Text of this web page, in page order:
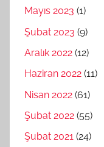
Mayıs 2023 (1)
Şubat 2023 (9)
Aralık 2022 (12)
Haziran 2022 (11)
Nisan 2022 (61)
Şubat 2022 (55)
Şubat 2021 (24)